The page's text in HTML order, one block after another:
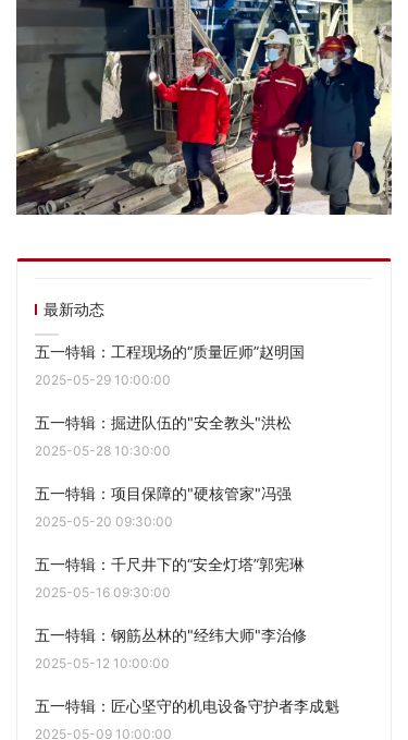
最新动态
五一特辑：工程现场的“质量匠师”赵明国
2025-05-29 10:00:00
五一特辑：掘进队伍的"安全教头"洪松
2025-05-28 10:30:00
五一特辑：项目保障的"硬核管家"冯强
2025-05-20 09:30:00
五一特辑：千尺井下的“安全灯塔”郭宪琳
2025-05-16 09:30:00
五一特辑：钢筋丛林的"经纬大师"李治修
2025-05-12 10:00:00
五一特辑：匠心坚守的机电设备守护者李成魁
2025-05-09 10:00:00